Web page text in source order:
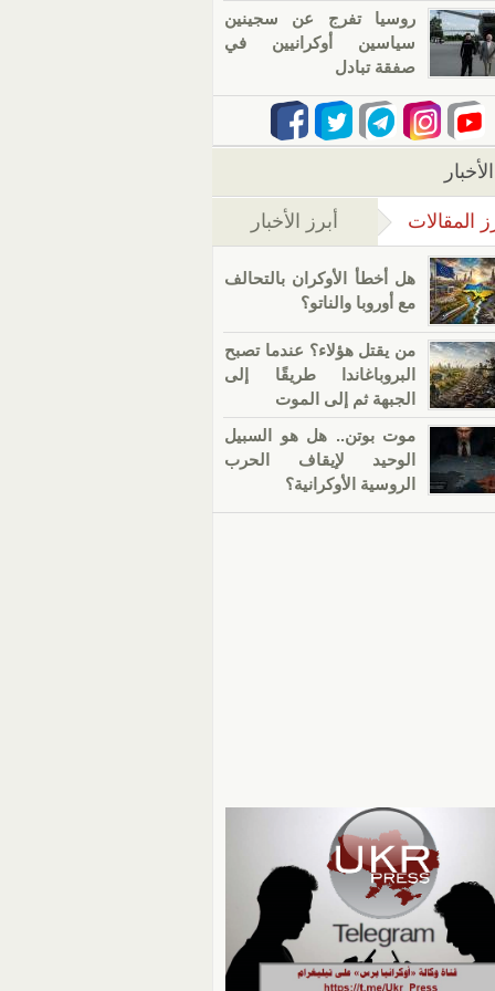
روسيا تفرج عن سجينين
سياسين أوكرانيين في
صفقة تبادل
المقالات (علامة التبويب النشطة)
أبرز الأخبار
هل أخطأ الأوكران بالتحالف
مع أوروبا والناتو؟
من يقتل هؤلاء؟ عندما تصبح
البروباغاندا طريقًا إلى
الجبهة ثم إلى الموت
موت بوتن.. هل هو السبيل
الوحيد لإيقاف الحرب
الروسية الأوكرانية؟